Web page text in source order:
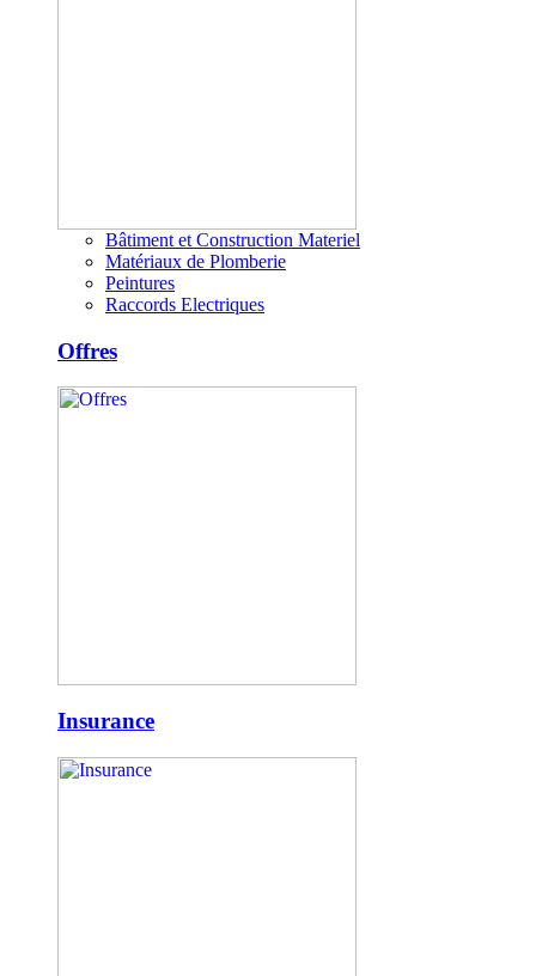
Bâtiment et Construction Materiel
Matériaux de Plomberie
Peintures
Raccords Electriques
Offres
Insurance